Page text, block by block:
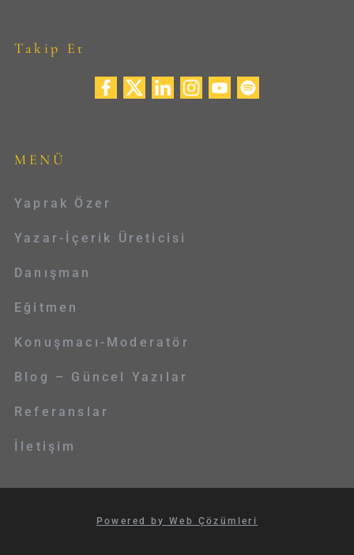
Takip Et
MENÜ
Yaprak Özer
Yazar-İçerik Üreticisi
Danışman
Eğitmen
Konuşmacı-Moderatör
Blog – Güncel Yazılar
Referanslar
İletişim
Powered by Web Çözümleri